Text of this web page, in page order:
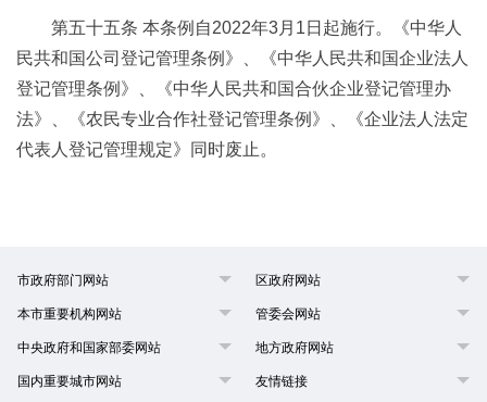
第五十五条 本条例自2022年3月1日起施行。《中华人
民共和国公司登记管理条例》、《中华人民共和国企业法人
登记管理条例》、《中华人民共和国合伙企业登记管理办
法》、《农民专业合作社登记管理条例》、《企业法人法定
代表人登记管理规定》同时废止。
市政府部门网站 区政府网站
本市重要机构网站 管委会网站
中央政府和国家部委网站 地方政府网站
国内重要城市网站 友情链接